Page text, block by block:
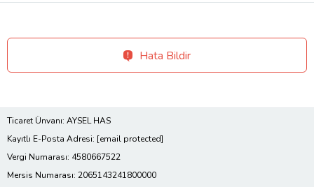
Hata Bildir
Ticaret Ünvanı: AYSEL HAS
Kayıtlı E-Posta Adresi: [email protected]
Vergi Numarası: 4580667522
Mersis Numarası: 2065143241800000